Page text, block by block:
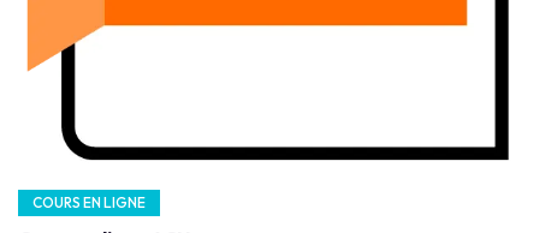
COURS EN LIGNE